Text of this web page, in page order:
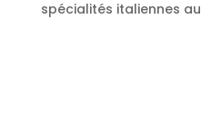
spécialités italiennes